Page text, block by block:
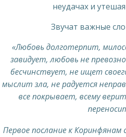
неудачах и
Звучат важные
«Любовь долготерпит,
завидует, любовь не
бесчинствует, не ищет
мыслит зла, не радуется
все покрывает, всему
Первое послание к